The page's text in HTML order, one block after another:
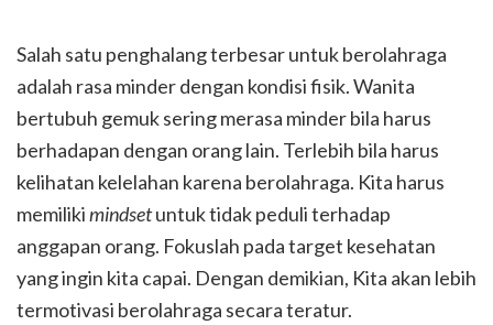
Salah satu penghalang terbesar untuk berolahraga
adalah rasa minder dengan kondisi fisik. Wanita
bertubuh gemuk sering merasa minder bila harus
berhadapan dengan orang lain. Terlebih bila harus
kelihatan kelelahan karena berolahraga. Kita harus
memilikimindsetuntuk tidak peduli terhadap
anggapan orang. Fokuslah pada target kesehatan
yang ingin kita capai. Dengan demikian, Kita akan lebih
termotivasi berolahraga secara teratur.